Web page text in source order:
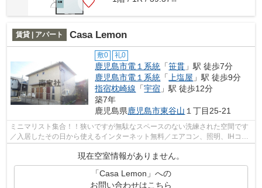
賃貸 | アパート Casa Lemon
敷0 礼0
鹿児島市電１系統 「笹貫 」駅 徒歩7分
鹿児島市電１系統 「 上塩屋 」駅 徒歩9分
指宿枕崎線 「宇宿 」駅 徒歩12分
築7年
鹿児島県鹿児島市東谷山 １丁目25-21
ミニマリスト集合！！狭いですが無駄なスペースのない洗練された空間です
／入居したその日から使えるインターネット無料／エアコン、照明、IHコン
ロ付／SECOM付きなのではじめての一人...
現在空室情報がありません。
「Casa Lemon」への
お問い合わせはこちら